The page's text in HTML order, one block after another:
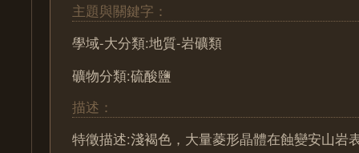
主題與關鍵字：
學域-大分類:地質-岩礦類
礦物分類:硫酸鹽
描述：
特徵描述:淺褐色，大量菱形晶體在蝕變安山岩